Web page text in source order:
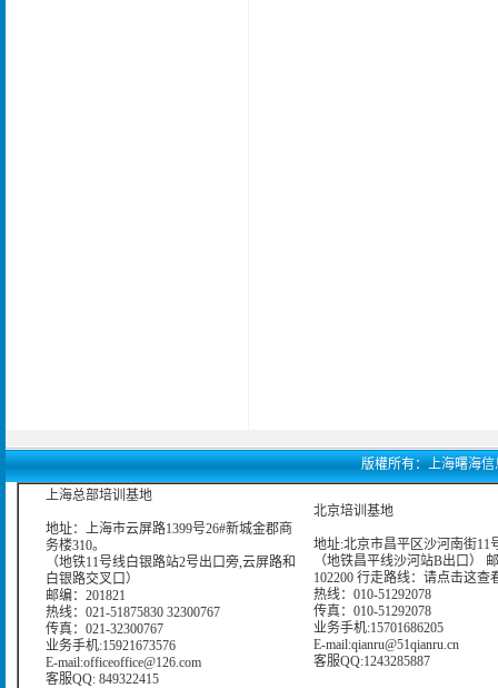
版權所有：上海曙海信
上海总部培训基地
地址：上海市云屏路1399号26#新城金郡商
务楼310。
（地铁11号线白银路站2号出口旁,云屏路和
白银路交叉口）
邮编：201821
热线：021-51875830 32300767
传真：021-32300767
业务手机:15921673576
E-mail:officeoffice@126.com
客服QQ: 849322415
北京培训基地
地址:北京市昌平区沙河南街11
（地铁昌平线沙河站B出口）
102200 行走路线： 请点击这查
热线：010-51292078
传真：010-51292078
业务手机:15701686205
E-mail:qianru@51qianru.cn
客服QQ:1243285887